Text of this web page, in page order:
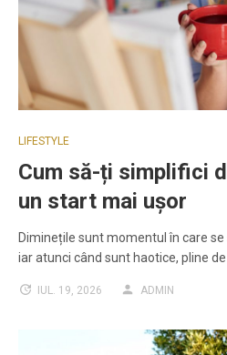
LIFESTYLE
Cum să-ți simplifici
un start mai ușor
Diminețile sunt momentul în care
iar atunci când sunt haotice, pline de
IUL. 19, 2026 ADMIN